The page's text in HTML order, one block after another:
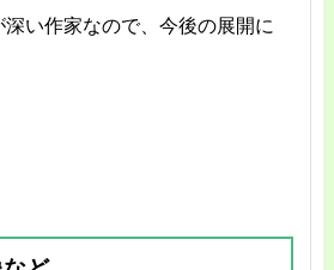
い作家なので、今後の展開に